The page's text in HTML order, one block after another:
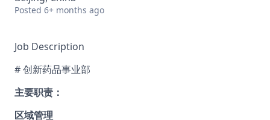
Posted 6+ months ago
Job Description
# 创新药品事业部
主要职责：
区域管理